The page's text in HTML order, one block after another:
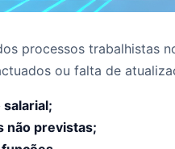
processos trabalhistas
ou falta de
salarial;
não previstas;